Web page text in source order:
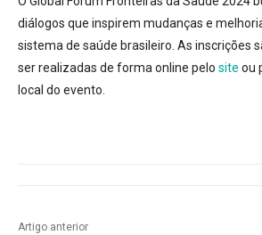
diálogos que inspirem mudanças e
sistema de saúde brasileiro. As inscrições
ser realizadas de forma online pelo site ou
local do evento.
Artigo anterior